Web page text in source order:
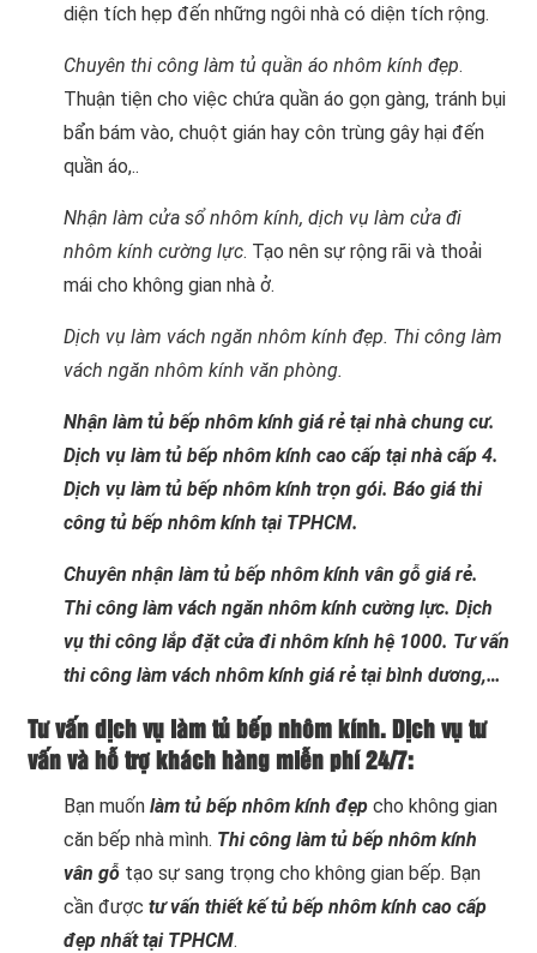
diện tích hẹp đến những ngôi nhà có diện tích rộng.
Chuyên thi công làm tủ quần áo nhôm kính đẹp.
Thuận tiện cho việc chứa quần áo gọn gàng, tránh bụi
bẩn bám vào, chuột gián hay côn trùng gây hại đến
quần áo,..
Nhận làm cửa sổ nhôm kính, dịch vụ làm cửa đi
nhôm kính cường lực. Tạo nên sự rộng rãi và thoải
mái cho không gian nhà ở.
Dịch vụ làm vách ngăn nhôm kính đẹp. Thi công làm
vách ngăn nhôm kính văn phòng.
Nhận làm tủ bếp nhôm kính giá rẻ tại nhà chung cư.
Dịch vụ làm tủ bếp nhôm kính cao cấp tại nhà cấp 4.
Dịch vụ làm tủ bếp nhôm kính trọn gói. Báo giá thi
công tủ bếp nhôm kính tại TPHCM.
Chuyên nhận làm tủ bếp nhôm kính vân gỗ giá rẻ.
Thi công làm vách ngăn nhôm kính cường lực. Dịch
vụ thi công lắp đặt cửa đi nhôm kính hệ 1000. Tư vấn
thi công làm vách nhôm kính giá rẻ tại bình dương,…
Tư vấn dịch vụ làm tủ bếp nhôm kính. Dịch vụ tư
vấn và hỗ trợ khách hàng miễn phí 24/7:
Bạn muốn làm tủ bếp nhôm kính đẹp cho không gian
căn bếp nhà mình. Thi công làm tủ bếp nhôm kính
vân gỗ tạo sự sang trọng cho không gian bếp. Bạn
cần được tư vấn thiết kế tủ bếp nhôm kính cao cấp
đẹp nhất tại TPHCM.